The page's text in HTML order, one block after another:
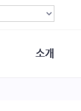
소개